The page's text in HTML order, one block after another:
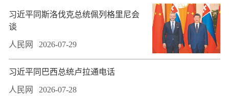
习近平同斯洛伐克总统佩列格里尼会
谈
人民网 2026-07-29
习近平同巴西总统卢拉通电话
人民网 2026-07-28